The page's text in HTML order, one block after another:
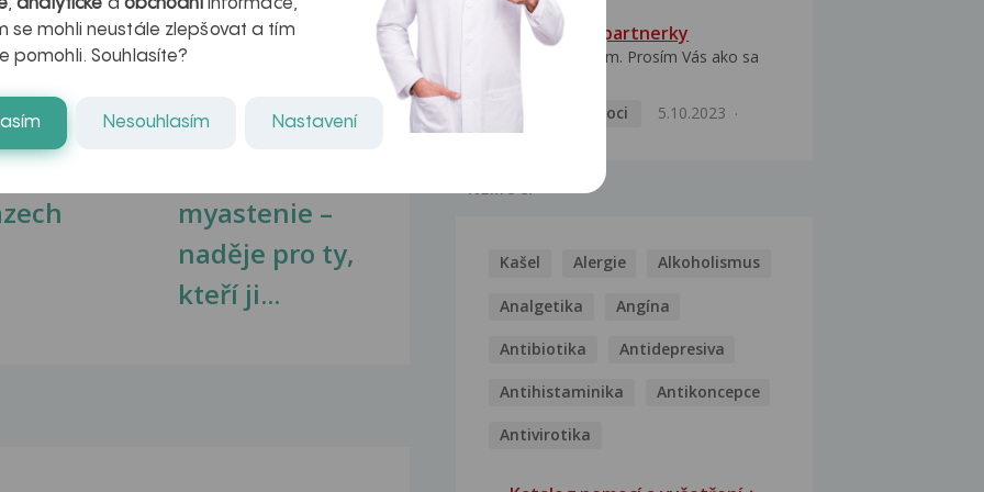
datech a
Inovativní
myastenie –
naděje pro ty,
kteří ji...
HPV typ 52 u partnerky
Dobrý deň prajem. Prosím Vás ako sa
Pohlavní nemoci
5.10.2023
NEMOCI
Kašel Alergie Alkoholismus
Analgetika Angína
Antibiotika Antidepresiva
Antihistaminika Antikoncepce
Antivirotika
,analytické a obchodníinformace,
se mohli neustále zlepšovat a tím
pomohli. Souhlasíte?
Nesouhlasím Nastavení